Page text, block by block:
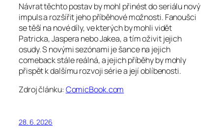
Návrat těchto postav by mohl přinést do seriálu nový
impuls a rozšířit jeho příběhové možnosti. Fanoušci
se těší na nové díly, ve kterých by mohli vidět
Patricka, Jaspera nebo Jakea, a tím oživit jejich
osudy. S novými sezónami je šance na jejich
comeback stále reálná, a jejich příběhy by mohly
přispět k dalšímu rozvoji série a její oblíbenosti.
Zdroj článku: ComicBook.com
28. 6. 2026